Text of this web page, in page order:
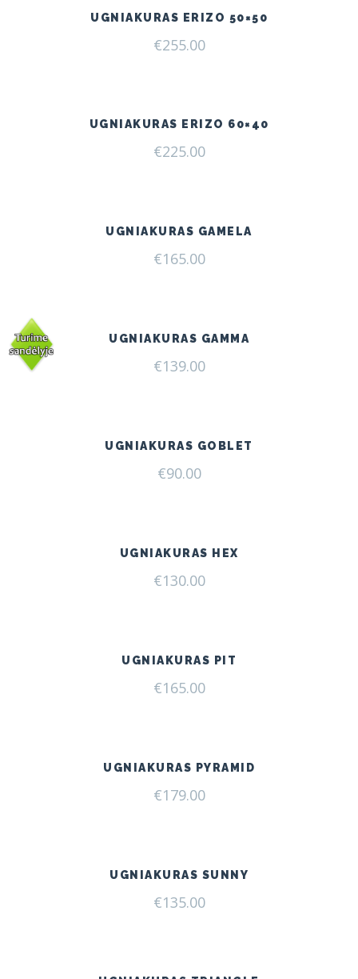
UGNIAKURAS ERIZO 50×50
€255.00
UGNIAKURAS ERIZO 60×40
€225.00
UGNIAKURAS GAMELA
€165.00
UGNIAKURAS GAMMA
€139.00
UGNIAKURAS GOBLET
€90.00
UGNIAKURAS HEX
€130.00
UGNIAKURAS PIT
€165.00
UGNIAKURAS PYRAMID
€179.00
UGNIAKURAS SUNNY
€135.00